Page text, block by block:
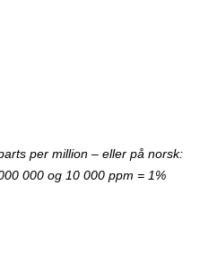
per million – eller på norsk:
000 og 10 000 ppm = 1%